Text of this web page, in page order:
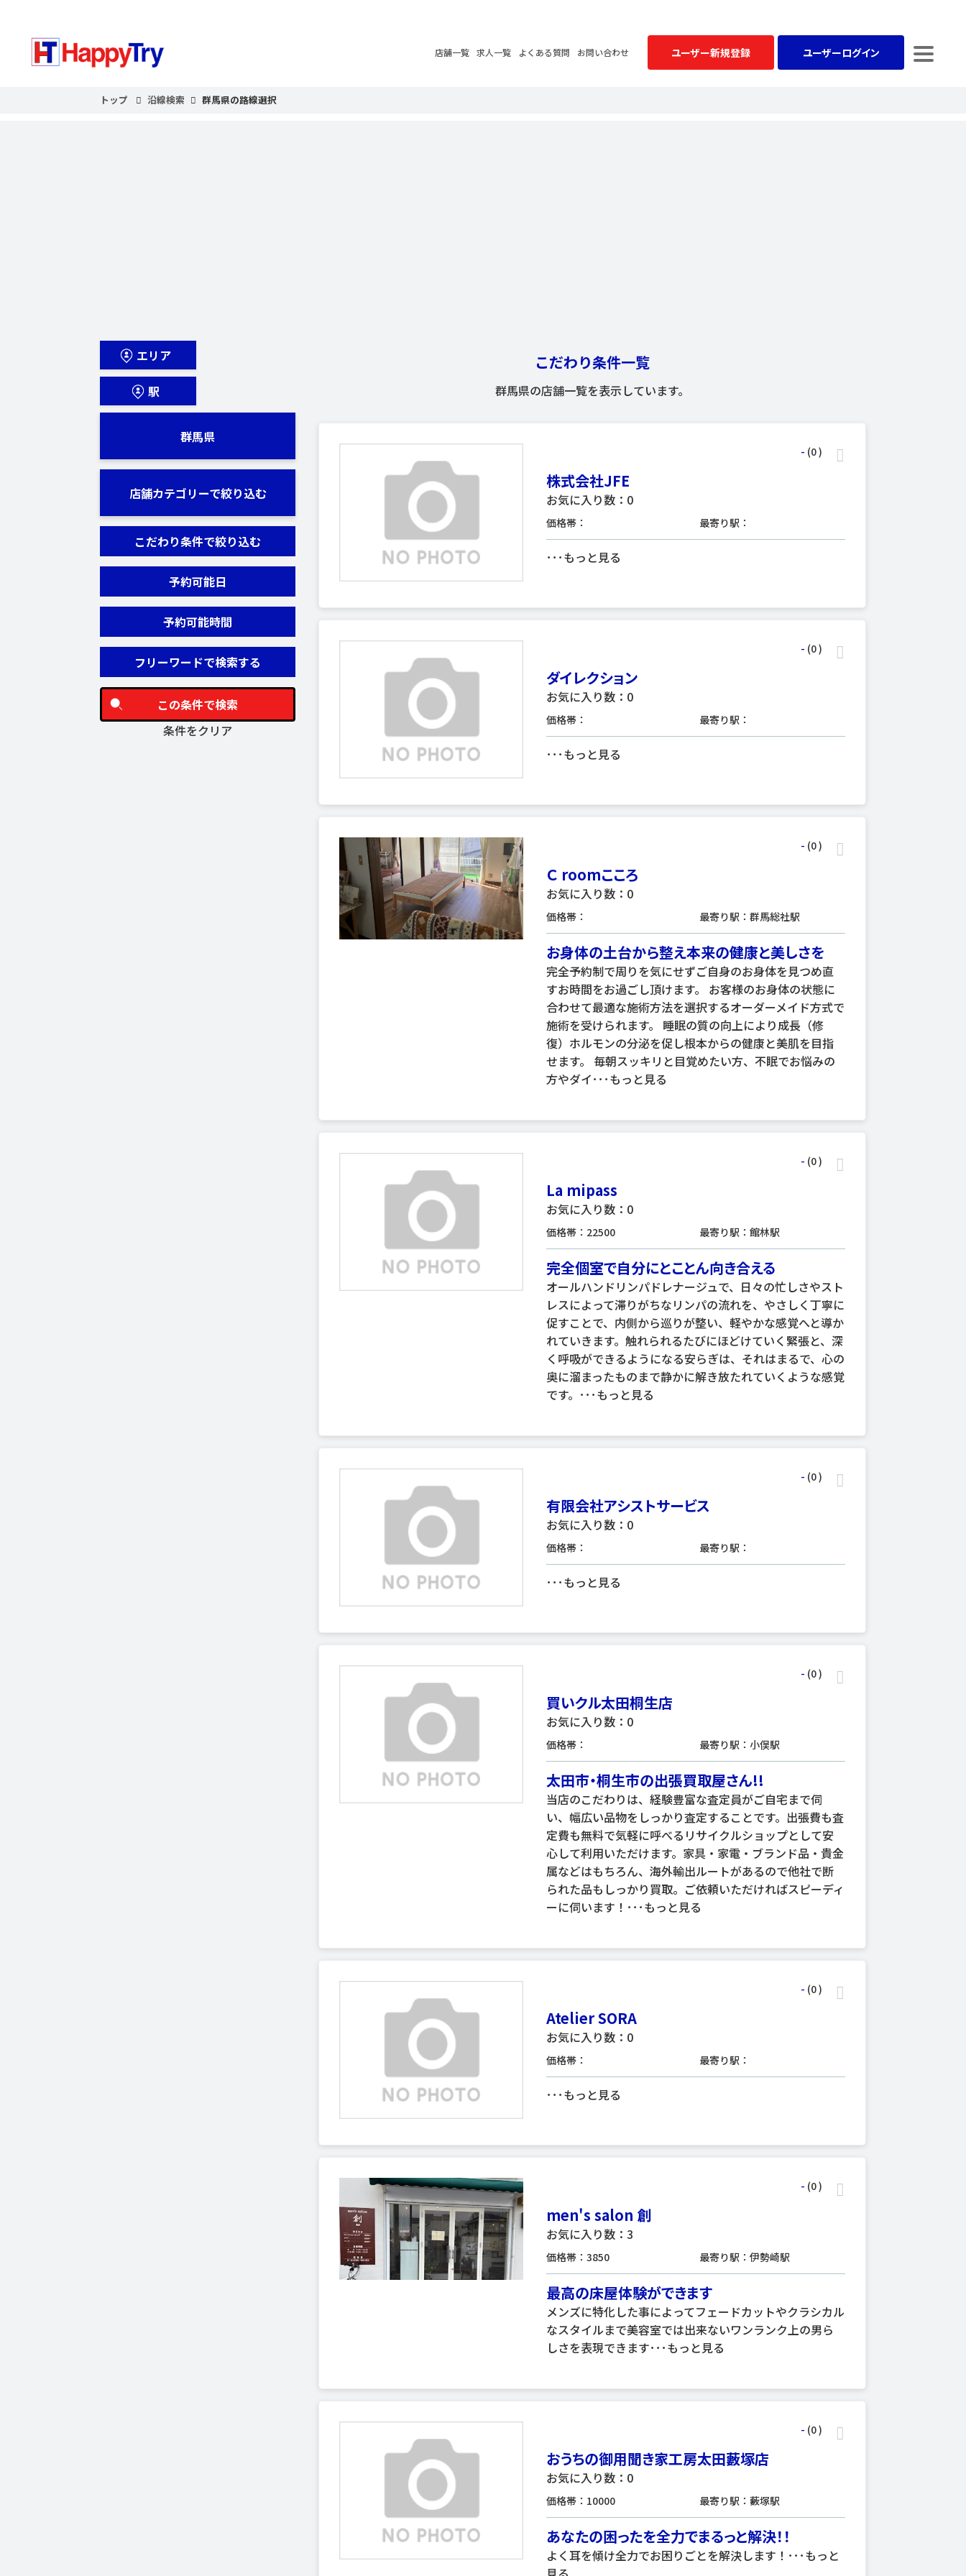
店舗一覧 求人一覧 よくある質問 お問い合わせ ユーザー新規登録 ユーザーログイン
トップ 沿線検索 群馬県の路線選択
エリア
駅
群馬県
店舗カテゴリーで絞り込む
こだわり条件で絞り込む
予約可能日
予約可能時間
フリーワードで検索する
この条件で検索
条件をクリア
こだわり条件一覧
群馬県の店舗一覧を表示しています。
株式会社JFE
お気に入り数：0
価格帯： 最寄り駅：
- (0)
･･･もっと見る
ダイレクション
お気に入り数：0
価格帯： 最寄り駅：
- (0)
･･･もっと見る
Ｃ roomこころ
お気に入り数：0
価格帯： 最寄り駅：群馬総社駅
- (0)
お身体の土台から整え本来の健康と美しさを
完全予約制で周りを気にせずご自身のお身体を見つめ直
すお時間をお過ごし頂けます。 お客様のお身体の状態に
合わせて最適な施術方法を選択するオーダーメイド方式で
施術を受けられます。 睡眠の質の向上により成長（修
復）ホルモンの分泌を促し根本からの健康と美肌を目指
せます。 毎朝スッキリと目覚めたい方、不眠でお悩みの
方やダイ･･･もっと見る
La mipass
お気に入り数：0
価格帯：22500 最寄り駅：館林駅
- (0)
完全個室で自分にとことん向き合える
オールハンドリンパドレナージュで、日々の忙しさやスト
レスによって滞りがちなリンパの流れを、やさしく丁寧に
促すことで、内側から巡りが整い、軽やかな感覚へと導か
れていきます。触れられるたびにほどけていく緊張と、深
く呼吸ができるようになる安らぎは、それはまるで、心の
奥に溜まったものまで静かに解き放たれていくような感覚
です。･･･もっと見る
有限会社アシストサービス
お気に入り数：0
価格帯： 最寄り駅：
- (0)
･･･もっと見る
買いクル太田桐生店
お気に入り数：0
価格帯： 最寄り駅：小俣駅
- (0)
太田市・桐生市の出張買取屋さん!!
当店のこだわりは、経験豊富な査定員がご自宅まで伺
い、幅広い品物をしっかり査定することです。出張費も査
定費も無料で気軽に呼べるリサイクルショップとして安
心して利用いただけます。家具・家電・ブランド品・貴金
属などはもちろん、海外輸出ルートがあるので他社で断
られた品もしっかり買取。ご依頼いただければスピーディ
ーに伺います！･･･もっと見る
Atelier SORA
お気に入り数：0
価格帯： 最寄り駅：
- (0)
･･･もっと見る
men's salon 創
お気に入り数：3
価格帯：3850 最寄り駅：伊勢崎駅
- (0)
最高の床屋体験ができます
メンズに特化した事によってフェードカットやクラシカル
なスタイルまで美容室では出来ないワンランク上の男ら
しさを表現できます･･･もっと見る
おうちの御用聞き家工房太田藪塚店
お気に入り数：0
価格帯：10000 最寄り駅：藪塚駅
- (0)
あなたの困ったを全力でまるっと解決！！
よく耳を傾け全力でお困りごとを解決します！･･･もっと